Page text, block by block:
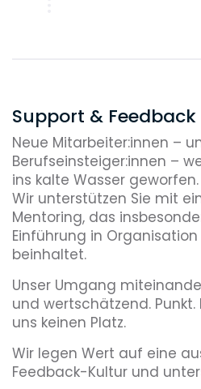
Support & Feedback
Neue Mitarbeiter:innen –
Berufseinsteiger:innen –
ins kalte Wasser geworfen.
Wir unterstützen Sie mit
Mentoring, das
Einführung in
beinhaltet.
Unser Umgang
und wertschätzend.
uns keinen Platz.
Wir legen Wert auf eine
Feedback-Kultur und